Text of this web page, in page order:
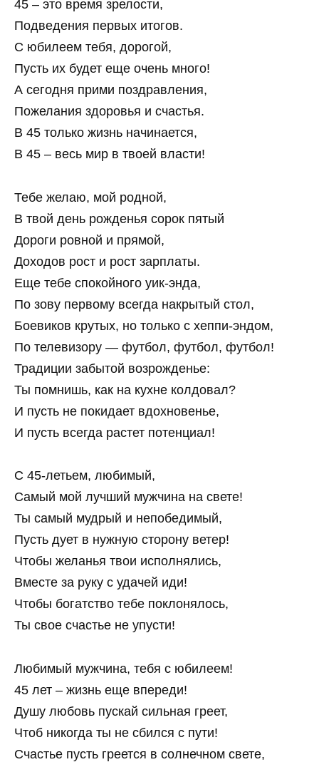
45 – это время зрелости,
Подведения первых итогов.
С юбилеем тебя, дорогой,
Пусть их будет еще очень много!
А сегодня прими поздравления,
Пожелания здоровья и счастья.
В 45 только жизнь начинается,
В 45 – весь мир в твоей власти!
Тебе желаю, мой родной,
В твой день рожденья сорок пятый
Дороги ровной и прямой,
Доходов рост и рост зарплаты.
Еще тебе спокойного уик-энда,
По зову первому всегда накрытый стол,
Боевиков крутых, но только с хеппи-эндом,
По телевизору — футбол, футбол, футбол!
Традиции забытой возрожденье:
Ты помнишь, как на кухне колдовал?
И пусть не покидает вдохновенье,
И пусть всегда растет потенциал!
С 45-летьем, любимый,
Самый мой лучший мужчина на свете!
Ты самый мудрый и непобедимый,
Пусть дует в нужную сторону ветер!
Чтобы желанья твои исполнялись,
Вместе за руку с удачей иди!
Чтобы богатство тебе поклонялось,
Ты свое счастье не упусти!
Любимый мужчина, тебя с юбилеем!
45 лет – жизнь еще впереди!
Душу любовь пускай сильная греет,
Чтоб никогда ты не сбился с пути!
Счастье пусть греется в солнечном свете,